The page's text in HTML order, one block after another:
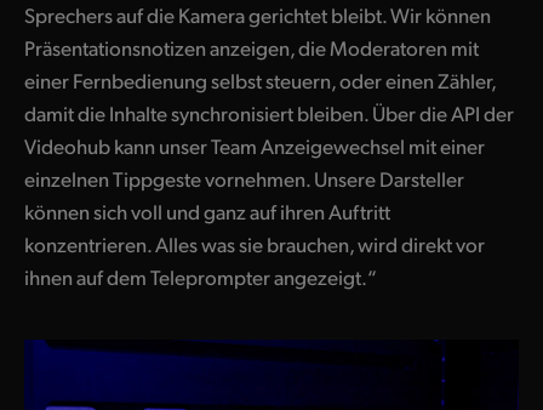
Sprechers auf die Kamera gerichtet bleibt. Wir können
Präsentationsnotizen anzeigen, die Moderatoren mit
einer Fernbedienung selbst steuern, oder einen Zähler,
damit die Inhalte synchronisiert bleiben. Über die API der
Videohub kann unser Team Anzeigewechsel mit einer
einzelnen Tippgeste vornehmen. Unsere Darsteller
können sich voll und ganz auf ihren Auftritt
konzentrieren. Alles was sie brauchen, wird direkt vor
ihnen auf dem Teleprompter angezeigt.“